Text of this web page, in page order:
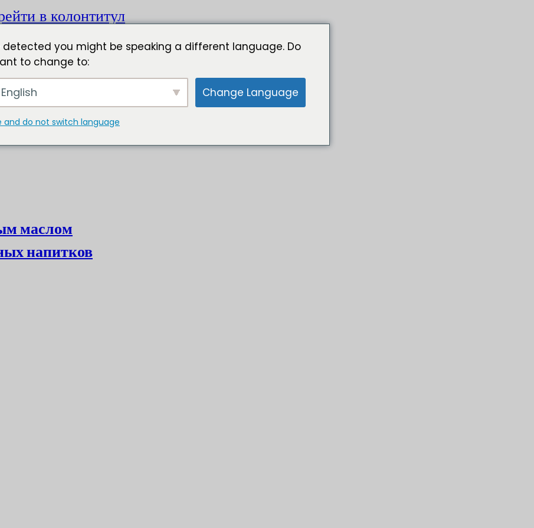
в колонтитул
маслом
напитков
detected you might be speaking a different language. Do
to change to:
English Change Language
and do not switch language